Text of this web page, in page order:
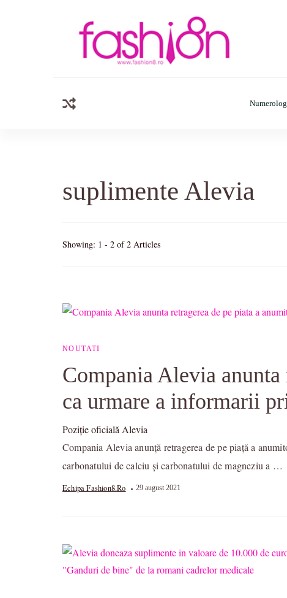
suplimente Alevia
Showing: 1 - 2 of 2 Articles
NOUTATI
Compania Alevia
ca urmare a informarii
Poziţie oficială Alevia
Compania Alevia anunță retragerea de pe piață a
carbonatului de calciu și carbonatului de magneziu a …
Echipa Fashion8.ro 29 august 2021